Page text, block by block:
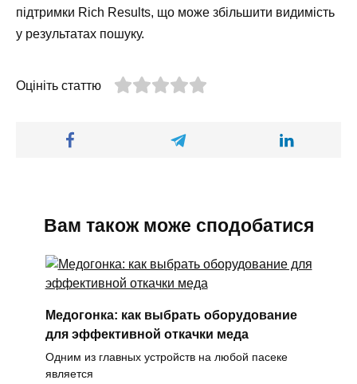
підтримки Rich Results, що може збільшити видимість
у результатах пошуку.
Оцініть статтю
Вам також може сподобатися
Медогонка: как выбрать оборудование
для эффективной откачки меда
Одним из главных устройств на любой пасеке
является